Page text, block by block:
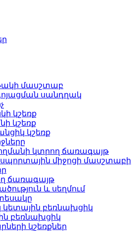
մասշտաբ
սանդղակ
կշեռք
կշեռք
կշեռք
կտրող ճառագայթ
միջոցի մասշտաբի
ճառագայթ
և սեղմում
կետային բեռնախցիկ
բեռնախցիկ
կշեռքներ